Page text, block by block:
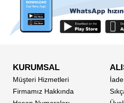
KURUMSAL
Müşteri Hizmetleri
Firmamız Hakkında